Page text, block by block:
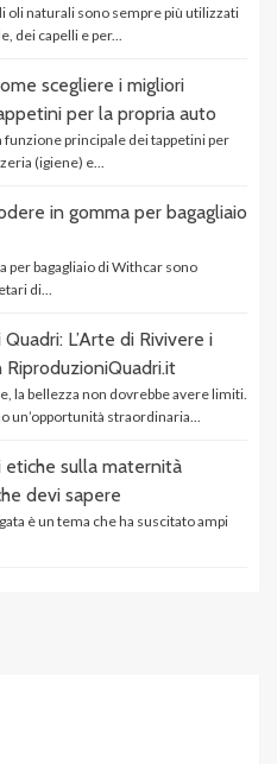
oli naturali sono sempre più utilizzati
dei capelli e per...
scegliere i migliori
per la propria auto
funzione principale dei tappetini per
(igiene) e...
in gomma per bagagliaio
per bagagliaio di Withcar sono
di...
L’Arte di Rivivere i
RiproduzioniQuadri.it
la bellezza non dovrebbe avere limiti.
un’opportunità straordinaria...
etiche sulla maternità
devi sapere
è un tema che ha suscitato ampi